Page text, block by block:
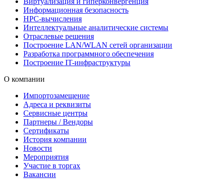
Информационная безопасность
HPC-вычисления
Интеллектуальные аналитические системы
Отраслевые решения
Построение LAN/WLAN сетей организации
Разработка программного обеспечения
Построение IT-инфраструктуры
О компании
Импортозамещение
Адреса и реквизиты
Сервисные центры
Партнеры / Вендоры
Сертификаты
История компании
Новости
Мероприятия
Участие в торгах
Вакансии